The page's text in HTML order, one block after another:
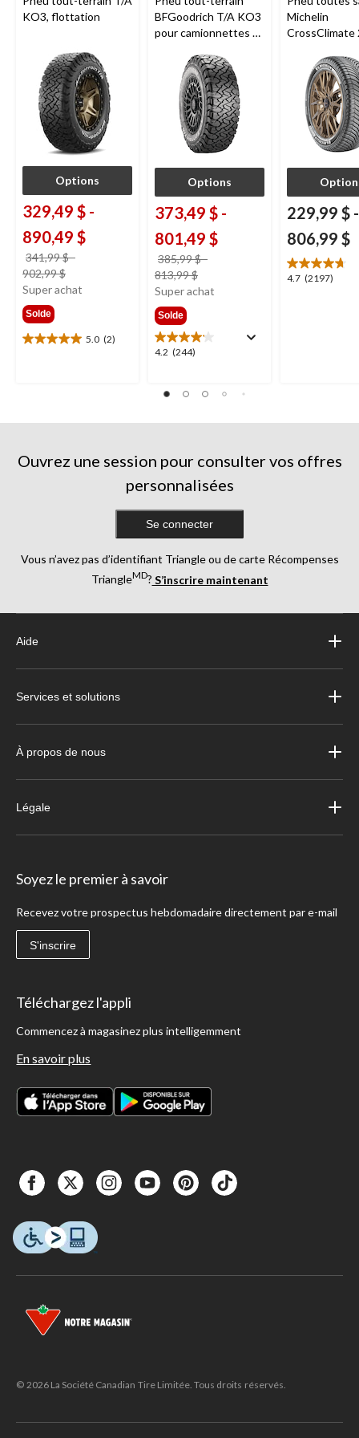
KO3, flottation
Options
329,49 $ -
890,49 $
341,99 $-
902,99 $
était
de
Super achat
Solde
5.0 (2)
5.0
évaluations
BFGoodrich T/A KO3
pour camionnettes et
Options
373,49 $ -
801,49 $
385,99 $-
813,99 $
était
de
Super achat
Solde
4.2 (244)
4.2
5.
Michelin
CrossClimate
et
229,99 $ -
806,99 $
4.7 (2197)
4.7
Ouvrez une session pour consulter vos offres
personnalisées
Se connecter
Vous n’avez pas d’identifiant Triangle ou de carte Récompenses
TriangleMD? S’inscrire maintenant
Aide
Services et solutions
À propos de nous
Légale
Soyez le premier à savoir
Recevez votre prospectus hebdomadaire directement par e-mail
S'inscrire
Téléchargez l'appli
Commencez à magasinez plus intelligemment
En savoir plus
© 2026 La Société Canadian Tire Limitée. Tous droits réservés.